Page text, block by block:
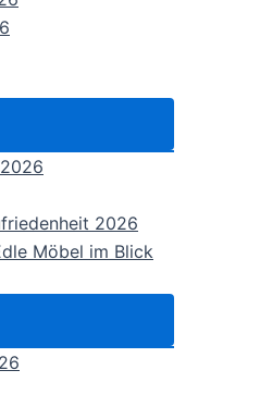
2026
Möbel im Blick